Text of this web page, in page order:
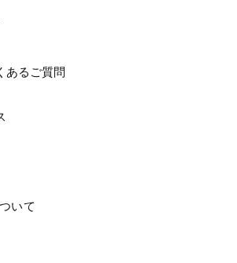
あるご質問
いて